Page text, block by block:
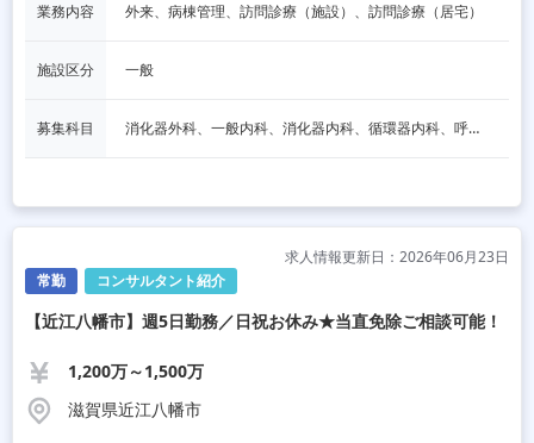
業務内容 外来、病棟管理、訪問診療（施設）、訪問診療（居宅）
施設区分 一般
募集科目 消化器外科、一般内科、消化器内科、循環器内科、呼吸器内科、血液内科、脳神経内科、内分泌内科、老人内科、一般外科、その他
常勤 コンサルタント紹介
求人情報更新日：2026年06月23日
【近江八幡市】週5日勤務／日祝お休み★当直免除ご相談可能！
1,200万～1,500万
滋賀県近江八幡市